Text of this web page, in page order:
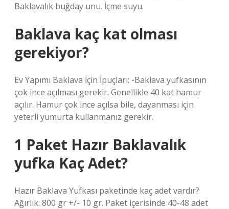
Baklavalık buğday unu. İçme suyu.
Baklava kaç kat olması
gerekiyor?
Ev Yapımı Baklava İçin İpuçları: -Baklava yufkasının
çok ince açılması gerekir. Genellikle 40 kat hamur
açılır. Hamur çok ince açılsa bile, dayanması için
yeterli yumurta kullanmanız gerekir.
1 Paket Hazır Baklavalık
yufka Kaç Adet?
Hazır Baklava Yufkası paketinde kaç adet vardır?
Ağırlık: 800 gr +/- 10 gr. Paket içerisinde 40-48 adet